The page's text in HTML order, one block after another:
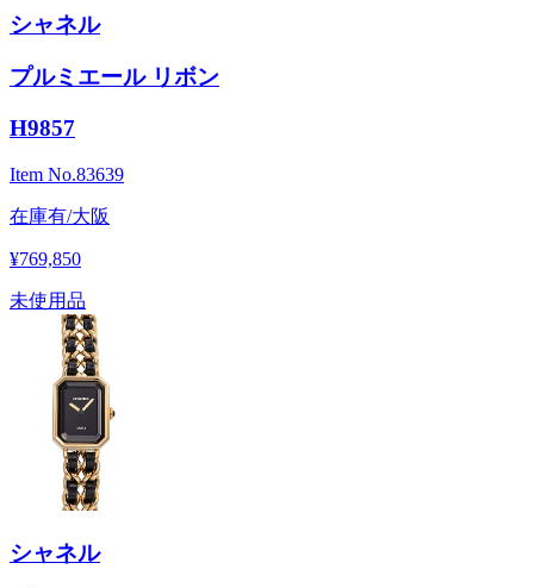
シャネル
プルミエール リボン
H9857
Item No.83639
在庫有/大阪
¥769,850
未使用品
シャネル